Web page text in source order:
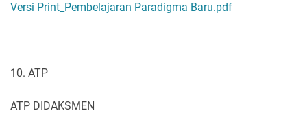
Versi Print_Pembelajaran Paradigma Baru.pdf
10. ATP
ATP DIDAKSMEN